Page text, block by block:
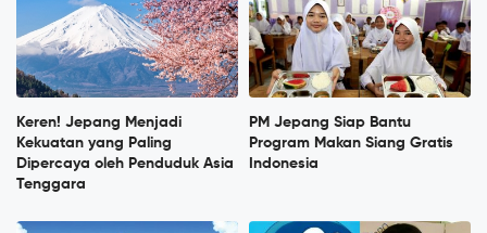
Keren! Jepang Menjadi
Kekuatan yang Paling
Dipercaya oleh Penduduk Asia
Tenggara
PM Jepang Siap Bantu
Program Makan Siang Gratis
Indonesia